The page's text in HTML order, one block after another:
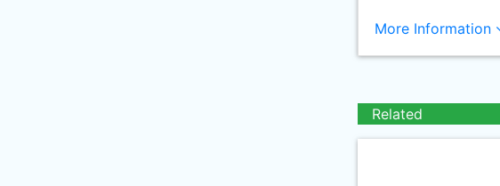
More Information
Related